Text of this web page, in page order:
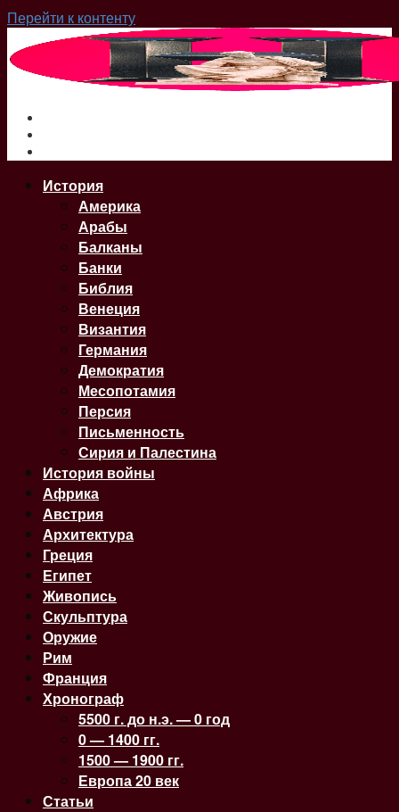
Перейти к контенту
История
Америка
Арабы
Балканы
Банки
Библия
Венеция
Византия
Германия
Демократия
Месопотамия
Персия
Письменность
Сирия и Палестина
История войны
Африка
Австрия
Архитектура
Греция
Египет
Живопись
Скульптура
Оружие
Рим
Франция
Хронограф
5500 г. до н.э. — 0 год
0 — 1400 гг.
1500 — 1900 гг.
Европа 20 век
Статьи